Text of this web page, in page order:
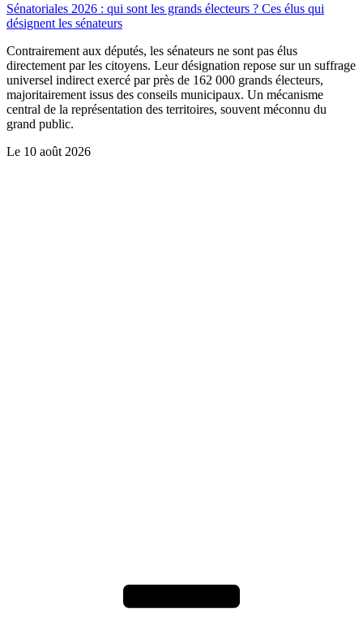
Sénatoriales 2026 : qui sont les grands électeurs ? Ces élus qui
désignent les sénateurs
Contrairement aux députés, les sénateurs ne sont pas élus
directement par les citoyens. Leur désignation repose sur un suffrage
universel indirect exercé par près de 162 000 grands électeurs,
majoritairement issus des conseils municipaux. Un mécanisme
central de la représentation des territoires, souvent méconnu du
grand public.
Le 10 août 2026